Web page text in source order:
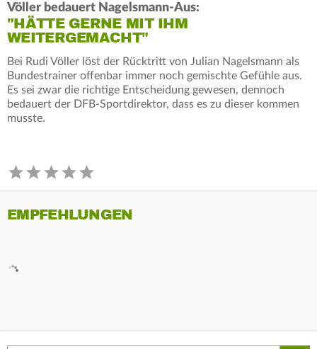
Völler bedauert Nagelsmann-Aus:
"HÄTTE GERNE MIT IHM
WEITERGEMACHT"
Bei Rudi Völler löst der Rücktritt von Julian Nagelsmann als
Bundestrainer offenbar immer noch gemischte Gefühle aus.
Es sei zwar die richtige Entscheidung gewesen, dennoch
bedauert der DFB-Sportdirektor, dass es zu dieser kommen
musste.
EMPFEHLUNGEN